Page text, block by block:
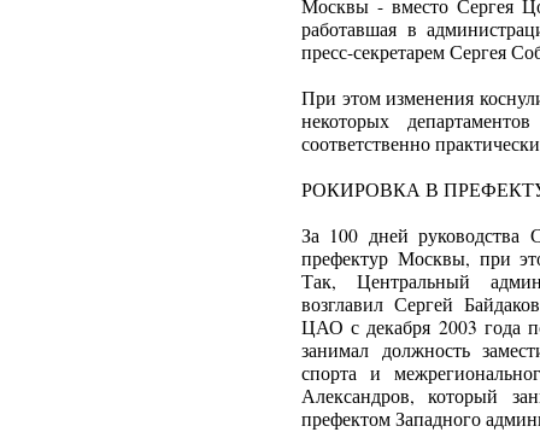
Москвы - вместо Сергея
работавшая в
пресс-секретарем Сергея
При этом изменения
некоторых
соответственно
РОКИРОВКА В
За 100 дней руководства
префектур Москвы, при
Так, Центральный
возглавил Сергей
ЦАО с декабря 2003 года
занимал должность
спорта и
Александров, который
префектом Западного